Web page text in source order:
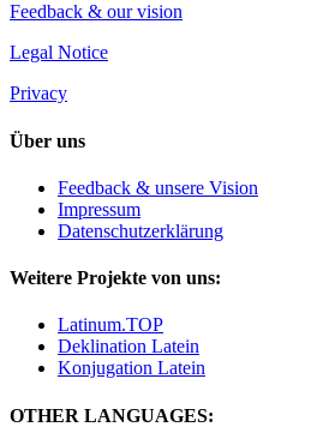
Feedback & our vision
Legal Notice
Privacy
Über uns
Feedback & unsere Vision
Impressum
Datenschutzerklärung
Weitere Projekte von uns:
Latinum.TOP
Deklination Latein
Konjugation Latein
OTHER LANGUAGES: